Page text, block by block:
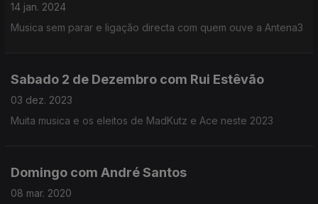
14 jan. 2024
Musica sem parar e ligação directa com quem ouve a Antena3
Sabado 2 de Dezembro com Rui Estêvão
03 dez. 2023
Muita musica e os eleitos de MadKutz e Ace neste 2023
Domingo com André Santos
08 mar. 2020